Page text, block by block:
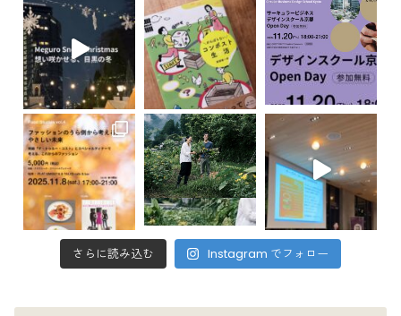
さらに読み込む Instagram でフォロー